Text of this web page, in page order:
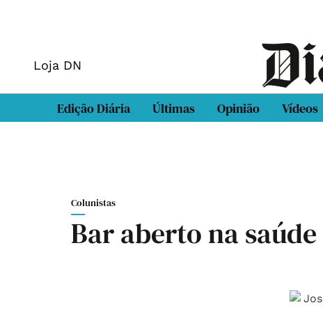
Loja DN
Edição Diária Últimas Opinião Vídeos
Colunistas
Bar aberto na saúde